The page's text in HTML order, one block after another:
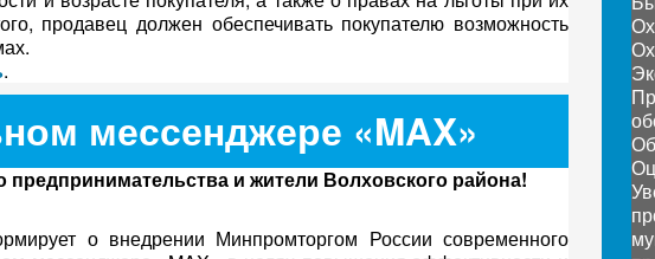
продавец должен обеспечивать покупателю возможность
.
мессенджере «MAX»
и жители Волховского района!
о внедрении Минпромторгом России современного